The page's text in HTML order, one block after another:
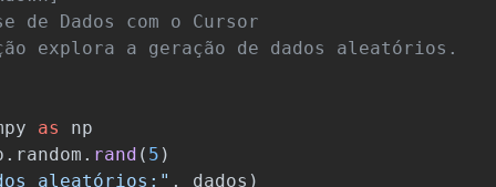
de Dados com o Cursor
as
np
. random . rand ( 5 )
aleatórios: " , dados )